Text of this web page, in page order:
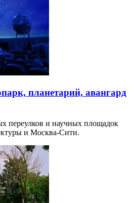
планетарий, авангард
переулков и научных площадок
и Москва-Сити.